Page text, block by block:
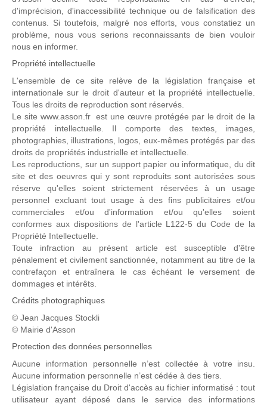
d'imprécision, d'inaccessibilité technique ou de falsification des
contenus. Si toutefois, malgré nos efforts, vous constatiez un
problème, nous vous serions reconnaissants de bien vouloir
nous en informer.
Propriété intellectuelle
L'ensemble de ce site relève de la législation française et
internationale sur le droit d'auteur et la propriété intellectuelle.
Tous les droits de reproduction sont réservés.
Le site www.asson.fr est une œuvre protégée par le droit de la
propriété intellectuelle. Il comporte des textes, images,
photographies, illustrations, logos, eux-mêmes protégés par des
droits de propriétés industrielle et intellectuelle.
Les reproductions, sur un support papier ou informatique, du dit
site et des oeuvres qui y sont reproduits sont autorisées sous
réserve qu'elles soient strictement réservées à un usage
personnel excluant tout usage à des fins publicitaires et/ou
commerciales et/ou d'information et/ou qu'elles soient
conformes aux dispositions de l'article L122-5 du Code de la
Propriété Intellectuelle.
Toute infraction au présent article est susceptible d'être
pénalement et civilement sanctionnée, notamment au titre de la
contrefaçon et entraînera le cas échéant le versement de
dommages et intérêts.
Crédits photographiques
© Jean Jacques Stockli
© Mairie d'Asson
Protection des données personnelles
Aucune information personnelle n’est collectée à votre insu.
Aucune information personnelle n’est cédée à des tiers.
Législation française du Droit d'accès au fichier informatisé : tout
utilisateur ayant déposé dans le service des informations